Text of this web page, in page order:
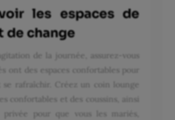
les espaces de
de change
de la journée, assurez-vous
ont des espaces confortables pour
se rafraîchir. Créez un coin lounge
confortables et des coussins, ainsi
privée pour que vous les mariés,